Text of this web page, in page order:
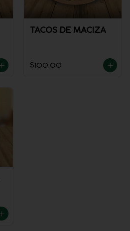
TACOS DE MACIZA
$100.00